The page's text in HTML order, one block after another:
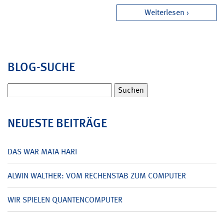
Weiterlesen
BLOG-SUCHE
nach:
NEUESTE BEITRÄGE
DAS WAR MATA HARI
ALWIN WALTHER: VOM RECHENSTAB ZUM COMPUTER
WIR SPIELEN QUANTENCOMPUTER